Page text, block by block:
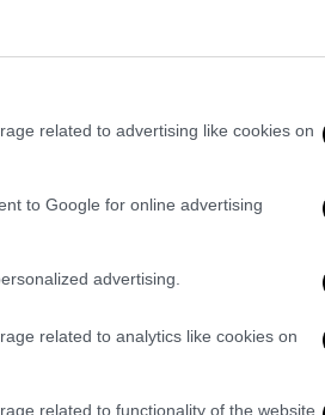
related to advertising like cookies on
to Google for online advertising
advertising.
related to analytics like cookies on
related to functionality of the website
Ποιος είναι ο
του
Personal Finance